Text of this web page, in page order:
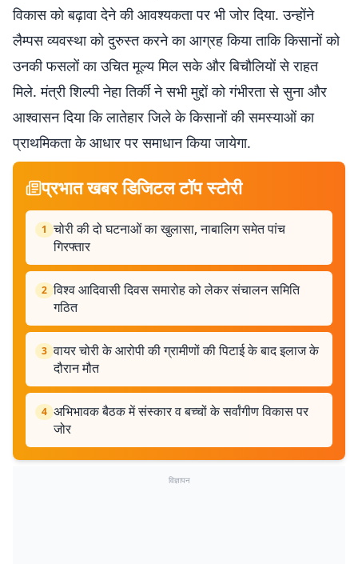
विकास को बढ़ावा देने की आवश्यकता पर भी जोर दिया. उन्होंने
लैम्पस व्यवस्था को दुरुस्त करने का आग्रह किया ताकि किसानों को
उनकी फसलों का उचित मूल्य मिल सके और बिचौलियों से राहत
मिले. मंत्री शिल्पी नेहा तिर्की ने सभी मुद्दों को गंभीरता से सुना और
आश्वासन दिया कि लातेहार जिले के किसानों की समस्याओं का
प्राथमिकता के आधार पर समाधान किया जायेगा.
प्रभात खबर डिजिटल टॉप स्टोरी
1 चोरी की दो घटनाओं का खुलासा, नाबालिग समेत पांच
गिरफ्तार
2 विश्व आदिवासी दिवस समारोह को लेकर संचालन समिति
गठित
3 वायर चोरी के आरोपी की ग्रामीणों की पिटाई के बाद इलाज के
दौरान मौत
4 अभिभावक बैठक में संस्कार व बच्चों के सर्वांगीण विकास पर
जोर
विज्ञापन